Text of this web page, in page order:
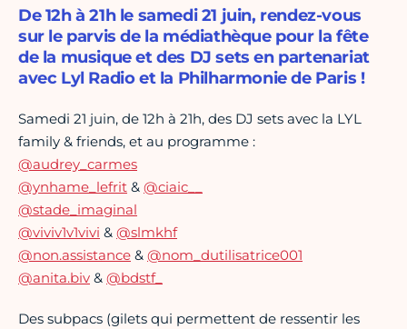
De 12h à 21h le samedi 21 juin, rendez-vous
sur le parvis de la médiathèque pour la fête
de la musique et des DJ sets en partenariat
avec Lyl Radio et la Philharmonie de Paris !
Samedi 21 juin, de 12h à 21h, des DJ sets avec la LYL
family & friends, et au programme :
@audrey_carmes
@ynhame_lefrit & @ciaic__
@stade_imaginal
@viviv1v1vivi & @slmkhf
@non.assistance & @nom_dutilisatrice001
@anita.biv & @bdstf_
Des subpacs (gilets qui permettent de ressentir les